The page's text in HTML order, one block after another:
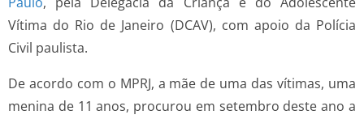
Vítima do Rio de Janeiro (DCAV), com apoio da Polícia
Civil paulista.
De acordo com o MPRJ, a mãe de uma das vítimas, uma
menina de 11 anos, procurou em setembro deste ano a